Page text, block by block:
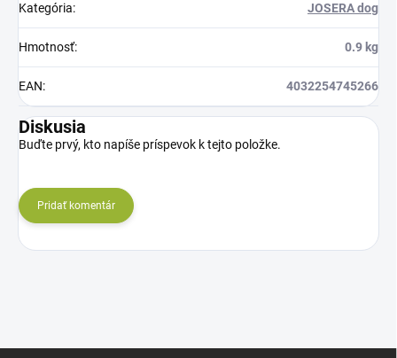
Kategória: JOSERA dog
Hmotnosť: 0.9 kg
EAN: 4032254745266
Diskusia
Buďte prvý, kto napíše príspevok k tejto položke.
Pridať komentár